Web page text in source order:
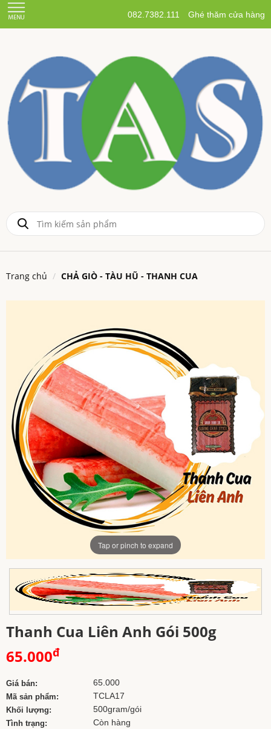
082.7382.111 Ghé thăm cửa hàng
Trang chủ CHẢ GIÒ - TÀU HŨ - THANH CUA
Tap or pinch to expand
Thanh Cua Liên Anh Gói 500g
65.000đ
Giá bán: 65.000
Mã sản phẩm: TCLA17
Khối lượng: 500gram/gói
Tình trạng: Còn hàng